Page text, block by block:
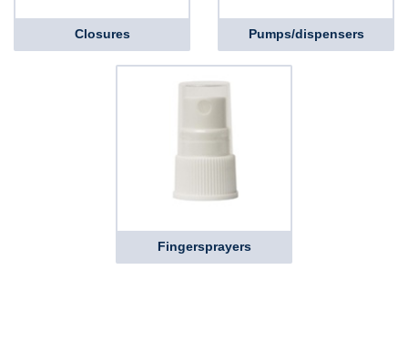
Closures Pumps/dispensers
Fingersprayers